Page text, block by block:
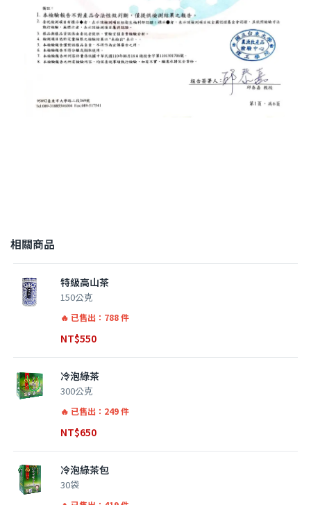
相關商品
特級高山茶
150公克
已售出：788 件
NT$550
冷泡綠茶
300公克
已售出：249 件
NT$650
冷泡綠茶包
30袋